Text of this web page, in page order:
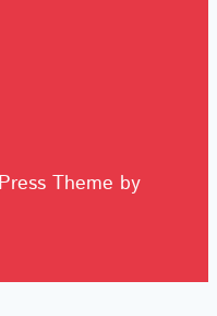
Theme by